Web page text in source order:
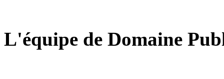
L'équipe de Domaine